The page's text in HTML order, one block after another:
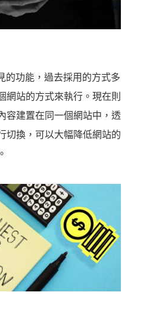
的功能，過去採用的方式多
網站的方式來執行。現在則
容建置在同一個網站中，透
切換，可以大幅降低網站的